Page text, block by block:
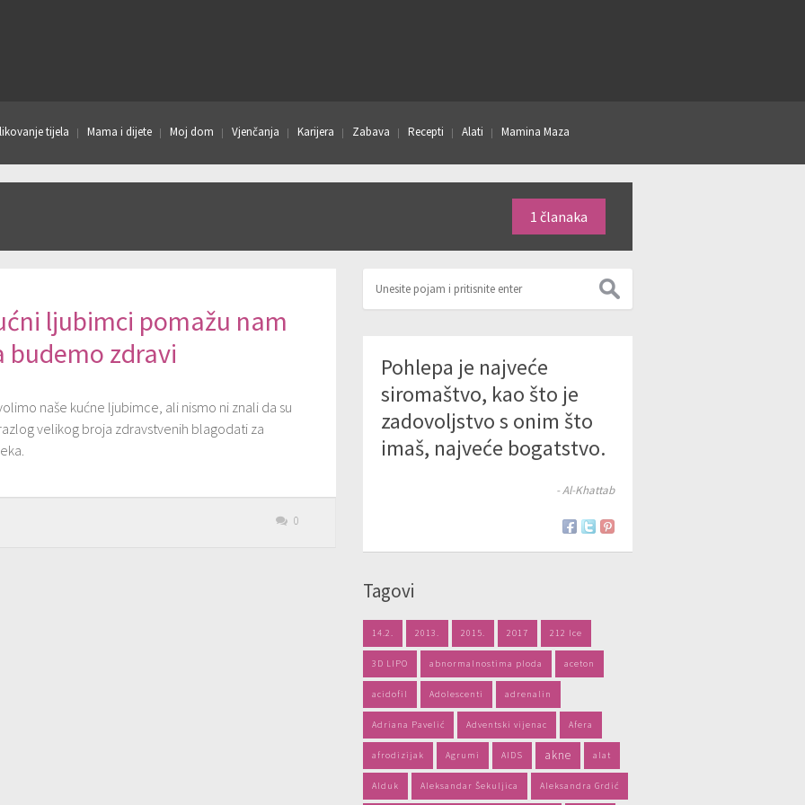
tijela Mama i dijete Moj dom Vjenčanja Karijera Zabava Recepti Alati Mamina Maza
1 članaka
ljubimci pomažu nam
budemo zdravi
naše kućne ljubimce, ali nismo ni znali da su
velikog broja zdravstvenih blagodati za
0
Pohlepa je najveće
siromaštvo, kao što je
zadovoljstvo s onim što
imaš, najveće bogatstvo.
- Al-Khattab
Tagovi
14.2. 2013. 2015. 2017 212 Ice
3D LIPO abnormalnostima ploda aceton
acidofil Adolescenti adrenalin
Adriana Pavelić Adventski vijenac Afera
afrodizijak Agrumi AIDS akne alat
Alduk Aleksandar Šekuljica Aleksandra Grdić